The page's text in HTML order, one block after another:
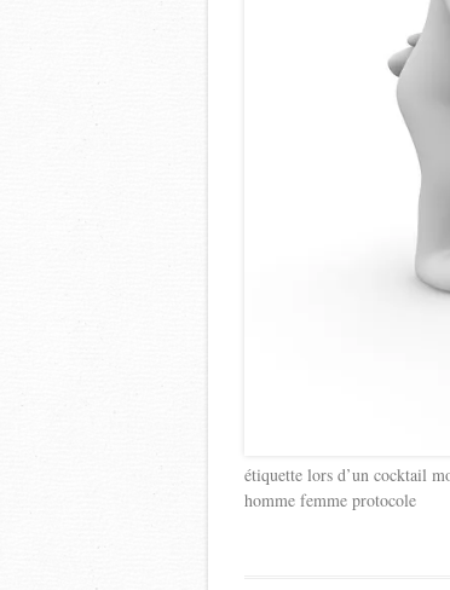
étiquette lors d’un cocktail
homme femme protocole